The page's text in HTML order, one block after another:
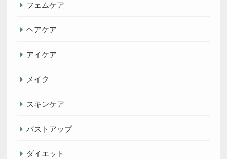
フェムケア
ヘアケア
アイケア
メイク
スキンケア
バストアップ
ダイエット